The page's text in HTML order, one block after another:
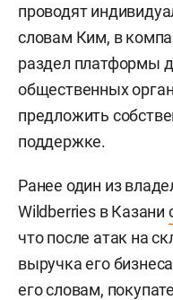
проводят
словам Ким, в
раздел платформы
общественных
предложить
поддержке.
Ранее один из
Wildberries в Казани
что после атак на
выручка его
его словам,